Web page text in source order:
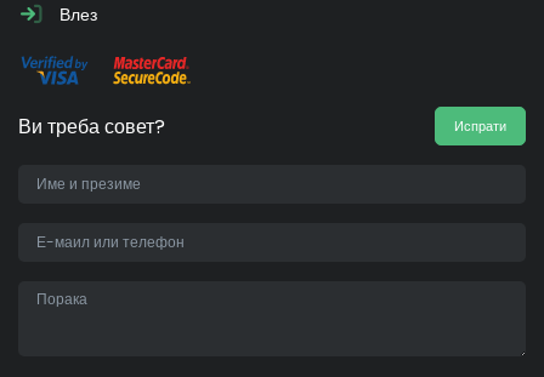
Влез
Ви треба совет? Испрати